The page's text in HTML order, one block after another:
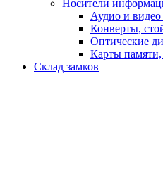
Носители
Аудио и видео
Конверты,
Оптические
Карты
Склад замков